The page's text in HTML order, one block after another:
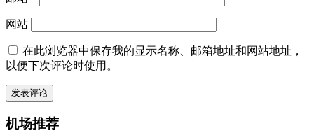
网站
在此浏览器中保存我的显示名称、邮箱地址和网站地址，
以便下次评论时使用。
机场推荐